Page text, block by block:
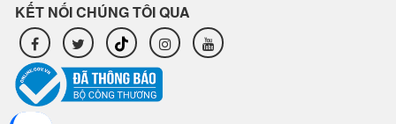
KẾT NỐI CHÚNG TÔI QUA